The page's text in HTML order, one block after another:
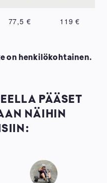
77,5 € 119 €
on henkilökohtainen.
PÄÄSET
NÄIHIN
Image